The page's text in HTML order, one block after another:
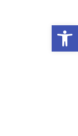
Abrir